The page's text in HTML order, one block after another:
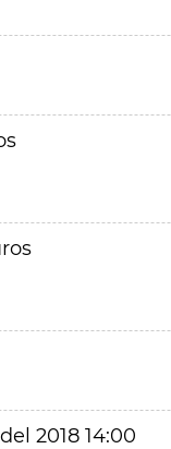
2018 14:00